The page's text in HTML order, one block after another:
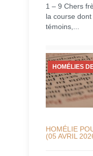
1 – 9 Chers
la course
témoins,...
HOMÉLIES
HOMÉLIE
(05 AVRIL